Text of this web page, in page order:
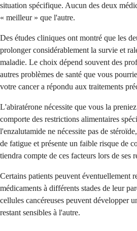
situation spécifique. Aucun des deux
« meilleur » que l'autre.
Des études cliniques ont montré que les
prolonger considérablement la survie et
maladie. Le choix dépend souvent des
autres problèmes de santé que vous
votre cancer a répondu aux traitements
L'abiratérone nécessite que vous la
comporte des restrictions alimentaires
l'enzalutamide ne nécessite pas de
de fatigue et présente un faible risque de
tiendra compte de ces facteurs lors de ses
Certains patients peuvent éventuellement
médicaments à différents stades de leur
cellules cancéreuses peuvent développer
restant sensibles à l'autre.